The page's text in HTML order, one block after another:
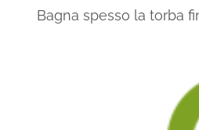
Bagna spesso la torba